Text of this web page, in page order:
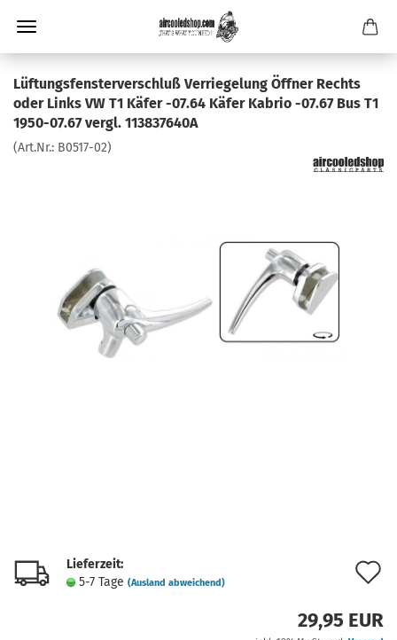
Lüftungsfensterverschluß Verriegelung Öffner Rechts
oder Links VW T1 Käfer -07.64 Käfer Kabrio -07.67 Bus T1
1950-07.67 vergl. 113837640A
(Art.Nr.: B0517-02)
Lieferzeit:
5-7 Tage (Ausland abweichend)
29,95 EUR